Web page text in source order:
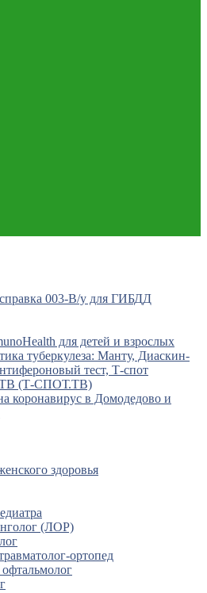
003-В/у для ГИБДД
для детей и взрослых
туберкулеза: Манту, Диаскин-
тест, Т-спот
(Т-СПОТ.ТВ)
коронавирус в Домодедово и
здоровья
(ЛОР)
ортопед